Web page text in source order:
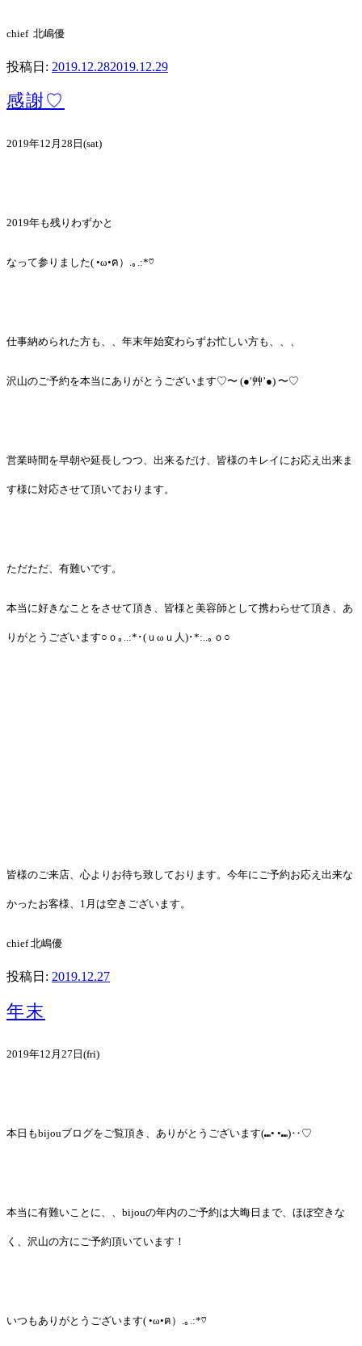
chief 北嶋優
投稿日: 2019.12.282019.12.29
感謝♡
2019年12月28日(sat)
2019年も残りわずかと
なって参りました( •ω•ฅ）.｡.:*♡
仕事納められた方も、、年末年始変わらずお忙しい方も、、、
沢山のご予約を本当にありがとうございます♡〜 (●′艸’●) 〜♡
営業時間を早朝や延長しつつ、出来るだけ、皆様のキレイにお応え出来ま
す様に対応させて頂いております。
ただただ、有難いです。
本当に好きなことをさせて頂き、皆様と美容師として携わらせて頂き、あ
りがとうございます○ｏ｡..:*･(ｕωｕ人)･*:..｡ｏ○
皆様のご来店、心よりお待ち致しております。今年にご予約お応え出来な
かったお客様、1月は空きございます。
chief 北嶋優
投稿日: 2019.12.27
年末
2019年12月27日(fri)
本日もbijouブログをご覧頂き、ありがとうございます(⑉• •⑉)‥♡
本当に有難いことに、、bijouの年内のご予約は大晦日まで、ほぼ空きな
く、沢山の方にご予約頂いています！
いつもありがとうございます( •ω•ฅ）.｡.:*♡